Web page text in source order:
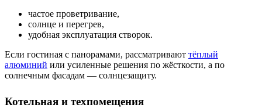
частое проветривание,
солнце и перегрев,
удобная эксплуатация створок.
Если гостиная с панорамами, рассматривают тёплый
алюминий или усиленные решения по жёсткости, а по
солнечным фасадам — солнцезащиту.
Котельная и техпомещения